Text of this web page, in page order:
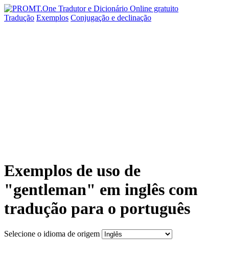
Tradução Exemplos Conjugação e declinação
Exemplos de uso de
"gentleman" em inglês com
tradução para o português
Selecione o idioma de origem